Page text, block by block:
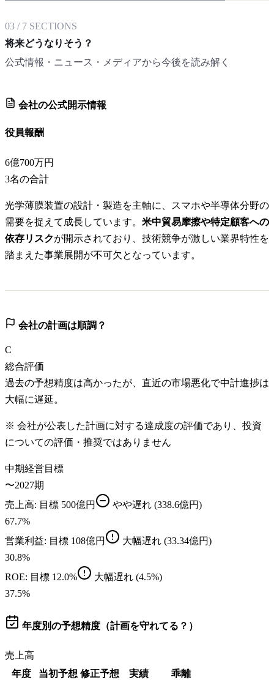
03 / 7 SECTIONS
将来どうなりそう？
公式情報・ニュース・メディアから今後を読み解く
会社の公式開示情報
役員報酬
6億700万円
3名の合計
光学薄膜装置の設計・製造を主軸に、スマホや半導体分野の
需要を捉えて成長しています。 米中貿易摩擦や特定顧客への
依存リスクが開示されており、技術競争が激しい業界特性を
踏まえた事業展開が不可欠となっています。
会社の計画は順調？
C
総合評価
過去の予想精度は高かったが、直近の市場悪化で中計進捗は
大幅に遅延。
※ 会社が公表した計画に対する達成度の評価であり、投資
についての評価・推奨ではありません
中期経営目標
〜2027期
売上高: 目標 500億円 やや遅れ (338.6億円)
67.7%
営業利益: 目標 108億円 大幅遅れ (33.34億円)
30.8%
ROE: 目標 12.0% 大幅遅れ (4.5%)
37.5%
年度別の予想精度（計画を守れてる？）
売上高
年度
当初予想 修正予想 実績 乖離